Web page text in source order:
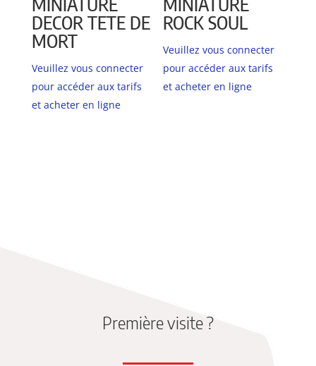
DECOR TETE DE
MORT
Veuillez vous connecter
pour accéder aux tarifs
et acheter en ligne
ROCK SOUL
Veuillez vous connecter
pour accéder aux tarifs
et acheter en ligne
Première visite ?